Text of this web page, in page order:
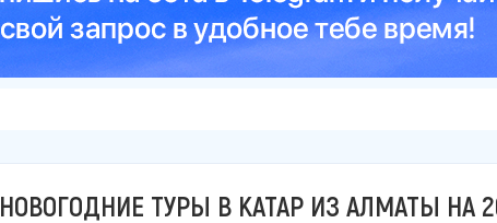
НОВОГОДНИЕ ТУРЫ В КАТАР ИЗ АЛМАТЫ НА